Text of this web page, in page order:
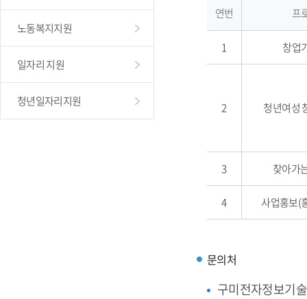
노동복지지원
일자리 지원
청년일자리지원
연번 프
1 창업
2 청년여성
3 찾아가
4 사업홍보(
문의처
구미전자정보기